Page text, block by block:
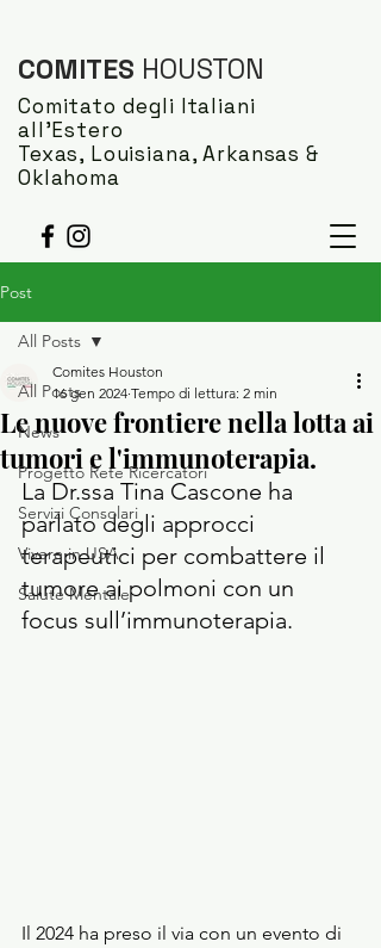
Comitato degli Italiani
all'Estero
Texas, Louisiana, Arkansas &
Oklahoma
COMITES HOUSTON
Post
All Posts
News
Progetto Rete Ricercatori
Servizi Consolari
Vivere in USA
Salute Mentale
All Posts
Le nuove frontiere nella lotta ai
tumori e l'immunoterapia.
Comites Houston
16 gen 2024 Tempo di lettura: 2 min
La Dr.ssa Tina Cascone ha
parlato degli approcci
terapeutici per combattere il
tumore ai polmoni con un
focus sull’immunoterapia.
Il 2024 ha preso il via con un evento di